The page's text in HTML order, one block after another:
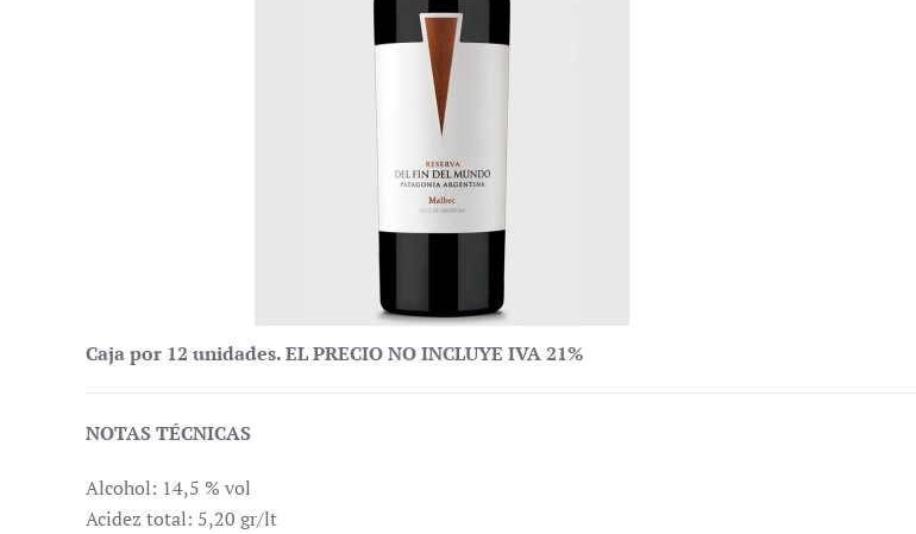
Caja por 12 unidades. EL PRECIO NO INCLUYE IVA 21%
NOTAS TÉCNICAS
Alcohol: 14,5 % vol
Acidez total: 5,20 gr/lt